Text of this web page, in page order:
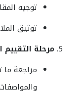
توجيه
توثيق
مرحلة
مراجعة ما